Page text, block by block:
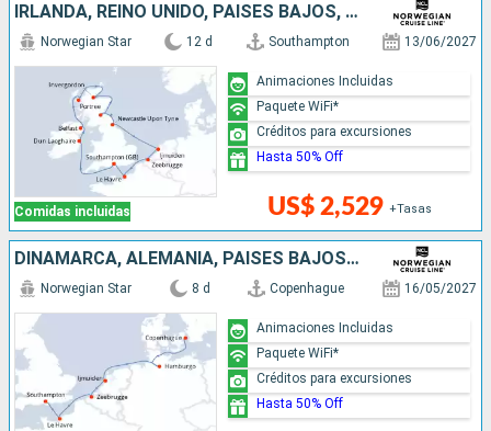
IRLANDA, REINO UNIDO, PAISES BAJOS, BÉLGICA, FRANCIA
Comidas incluidas
Norwegian Star 12 d Southampton 13/06/2027
US$ 2,529 +Tasas
Animaciones Incluidas
Paquete WiFi*
Créditos para excursiones
Hasta 50% Off
DINAMARCA, ALEMANIA, PAISES BAJOS, BÉLGICA, FRANCIA, REINO UNIDO
Norwegian Star 8 d Copenhague 16/05/2027
Animaciones Incluidas
Paquete WiFi*
Créditos para excursiones
Hasta 50% Off